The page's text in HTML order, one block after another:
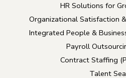
HR Solutions for
Organizational Satisfaction
Integrated People &
Payroll
Contract Staffing
Talent